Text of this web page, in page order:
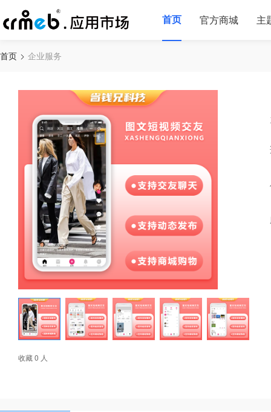
首页 官方商城 主
首页 企业服务
收藏 0 人